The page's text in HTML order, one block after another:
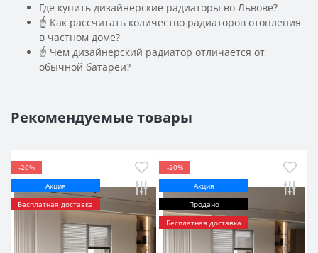
Где купить дизайнерские радиаторы во Львове?
☝ Как рассчитать количество радиаторов отопления
в частном доме?
☝ Чем дизайнерский радиатор отличается от
обычной батареи?
Рекомендуемые товары
-20%
Акция
Бесплатная доставка
-20%
Акция
Продано
Бесплатная доставка